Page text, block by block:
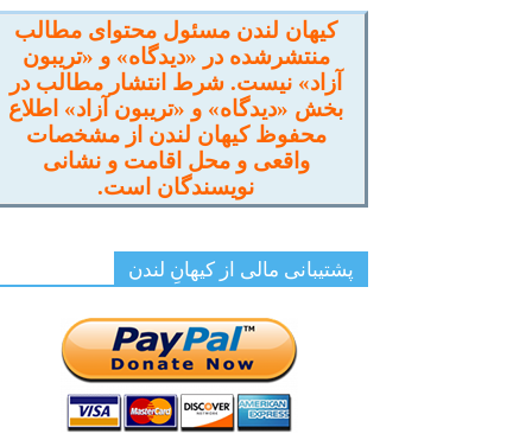
کیهان لندن مسئول محتوای مطالب
منتشرشده در «دیدگاه» و «تریبون
آزاد» نیست. شرط انتشار مطالب در
بخش «دیدگاه» و «تریبون آزاد» اطلاع
محفوظ کیهان لندن از مشخصات
واقعی و محل اقامت و نشانی
نویسندگان است.
پشتیبانی مالی از کیهانِ لندن